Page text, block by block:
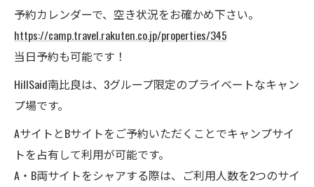
予約カレンダーで、空き状況をお確かめ下さい。
https://camp.travel.rakuten.co.jp/properties/345
当日予約も可能です！
HillSaid南比良は、3グループ限定のプライベートなキャン
プ場です。
AサイトとBサイトをご予約いただくことでキャンプサイ
トを占有して利用が可能です。
A・B両サイトをシャアする際は、ご利用人数を2つのサイ